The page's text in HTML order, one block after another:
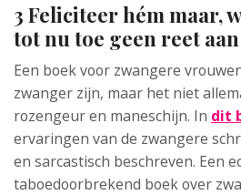
3 Feliciteer hém maar,
tot nu toe geen reet aan
Een boek voor zwangere
zwanger zijn, maar het niet
rozengeur en maneschijn. In dit
ervaringen van de zwangere
en sarcastisch beschreven. Een
taboedoorbrekend boek over